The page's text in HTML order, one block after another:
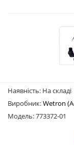
Наявність: На складі
Виробник:Wetron
Модель: 773372-01